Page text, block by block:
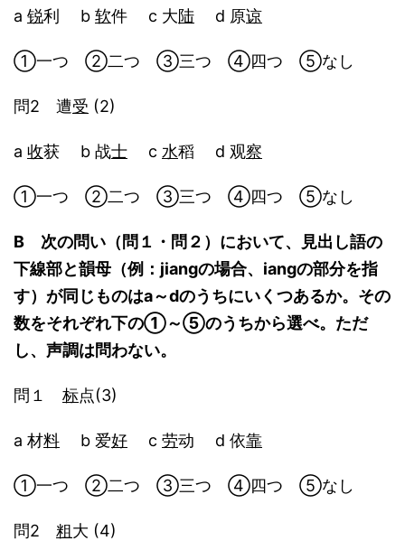
a 锐利 b 软件 c 大陆 d 原谅
①一つ ②二つ ③三つ ④四つ ⑤なし
問2 遭受 (2)
a 收获 b 战士 c 水稻 d 观察
①一つ ②二つ ③三つ ④四つ ⑤なし
B 次の問い（問１・問２）において、見出し語の
下線部と韻母（例：jiangの場合、iangの部分を指
す）が同じものはa～dのうちにいくつあるか。その
数をそれぞれ下の①～⑤のうちから選べ。ただ
し、声調は問わない。
問１ 标点(3)
a 材料 b 爱好 c 劳动 d 依靠
①一つ ②二つ ③三つ ④四つ ⑤なし
問2 粗大 (4)